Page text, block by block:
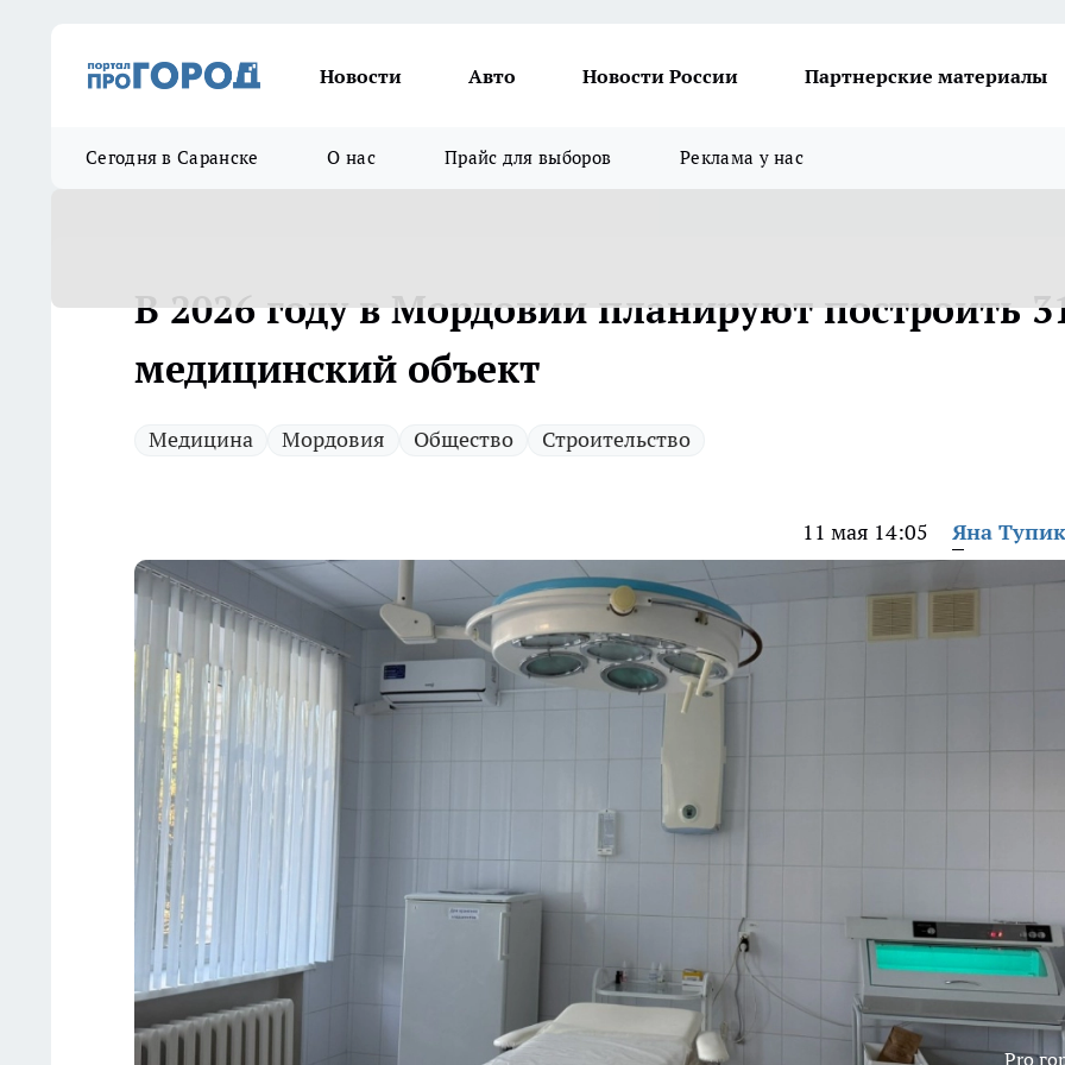
Новости Авто Новости России Партнерские материалы
Сегодня в Саранске О нас Прайс для выборов Реклама у нас
В 2026 году в Мордовии планируют построить
медицинский объект
Медицина Мордовия Общество Строительство
11 мая 14:05 Яна
Pro